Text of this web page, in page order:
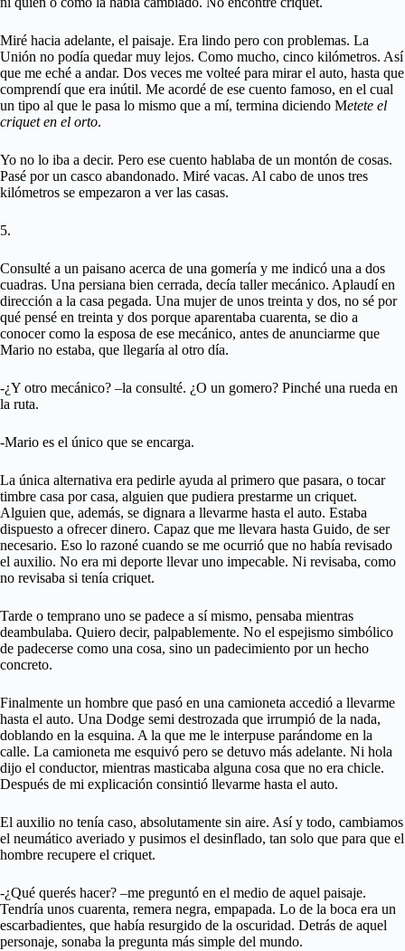
Miré hacia adelante, el paisaje. Era lindo pero con problemas. La
Unión no podía quedar muy lejos. Como mucho, cinco kilómetros. Así
que me eché a andar. Dos veces me volteé para mirar el auto, hasta que
comprendí que era inútil. Me acordé de ese cuento famoso, en el cual
un tipo al que le pasa lo mismo que a mí, termina diciendo Metete el
criquet en el orto.
Yo no lo iba a decir. Pero ese cuento hablaba de un montón de cosas.
Pasé por un casco abandonado. Miré vacas. Al cabo de unos tres
kilómetros se empezaron a ver las casas.
5.
Consulté a un paisano acerca de una gomería y me indicó una a dos
cuadras. Una persiana bien cerrada, decía taller mecánico. Aplaudí en
dirección a la casa pegada. Una mujer de unos treinta y dos, no sé por
qué pensé en treinta y dos porque aparentaba cuarenta, se dio a
conocer como la esposa de ese mecánico, antes de anunciarme que
Mario no estaba, que llegaría al otro día.
-¿Y otro mecánico? –la consulté. ¿O un gomero? Pinché una rueda en
la ruta.
-Mario es el único que se encarga.
La única alternativa era pedirle ayuda al primero que pasara, o tocar
timbre casa por casa, alguien que pudiera prestarme un criquet.
Alguien que, además, se dignara a llevarme hasta el auto. Estaba
dispuesto a ofrecer dinero. Capaz que me llevara hasta Guido, de ser
necesario. Eso lo razoné cuando se me ocurrió que no había revisado
el auxilio. No era mi deporte llevar uno impecable. Ni revisaba, como
no revisaba si tenía criquet.
Tarde o temprano uno se padece a sí mismo, pensaba mientras
deambulaba. Quiero decir, palpablemente. No el espejismo simbólico
de padecerse como una cosa, sino un padecimiento por un hecho
concreto.
Finalmente un hombre que pasó en una camioneta accedió a llevarme
hasta el auto. Una Dodge semi destrozada que irrumpió de la nada,
doblando en la esquina. A la que me le interpuse parándome en la
calle. La camioneta me esquivó pero se detuvo más adelante. Ni hola
dijo el conductor, mientras masticaba alguna cosa que no era chicle.
Después de mi explicación consintió llevarme hasta el auto.
El auxilio no tenía caso, absolutamente sin aire. Así y todo, cambiamos
el neumático averiado y pusimos el desinflado, tan solo que para que el
hombre recupere el criquet.
-¿Qué querés hacer? –me preguntó en el medio de aquel paisaje.
Tendría unos cuarenta, remera negra, empapada. Lo de la boca era un
escarbadientes, que había resurgido de la oscuridad. Detrás de aquel
personaje, sonaba la pregunta más simple del mundo.